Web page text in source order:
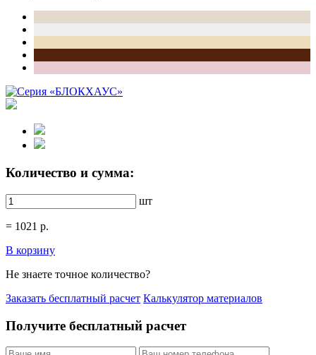
Количество и сумма:
шт
= 1021 р.
В корзину
Не знаете точное количество?
Заказать бесплатный расчет Калькулятор материалов
Получите бесплатный расчет